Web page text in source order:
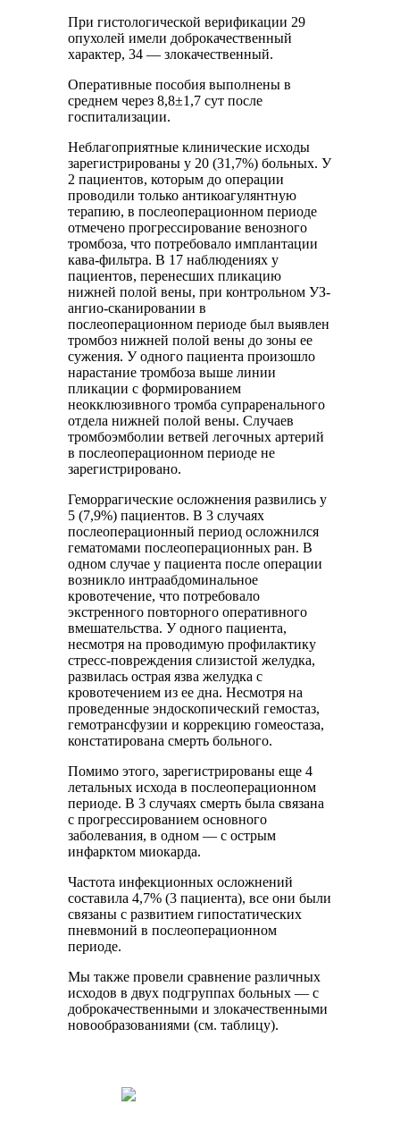
При гистологической верификации 29
опухолей имели доброкачественный
характер, 34 — злокачественный.
Оперативные пособия выполнены в
среднем через 8,8±1,7 сут после
госпитализации.
Неблагоприятные клинические исходы
зарегистрированы у 20 (31,7%) больных. У
2 пациентов, которым до операции
проводили только антикоагулянтную
терапию, в послеоперационном периоде
отмечено прогрессирование венозного
тромбоза, что потребовало имплантации
кава-фильтра. В 17 наблюдениях у
пациентов, перенесших пликацию
нижней полой вены, при контрольном УЗ-
ангио-сканировании в
послеоперационном периоде был выявлен
тромбоз нижней полой вены до зоны ее
сужения. У одного пациента произошло
нарастание тромбоза выше линии
пликации с формированием
неокклюзивного тромба супраренального
отдела нижней полой вены. Случаев
тромбоэмболии ветвей легочных артерий
в послеоперационном периоде не
зарегистрировано.
Геморрагические осложнения развились у
5 (7,9%) пациентов. В 3 случаях
послеоперационный период осложнился
гематомами послеоперационных ран. В
одном случае у пациента после операции
возникло интраабдоминальное
кровотечение, что потребовало
экстренного повторного оперативного
вмешательства. У одного пациента,
несмотря на проводимую профилактику
стресс-повреждения слизистой желудка,
развилась острая язва желудка с
кровотечением из ее дна. Несмотря на
проведенные эндоскопический гемостаз,
гемотрансфузии и коррекцию гомеостаза,
констатирована смерть больного.
Помимо этого, зарегистрированы еще 4
летальных исхода в послеоперационном
периоде. В 3 случаях смерть была связана
с прогрессированием основного
заболевания, в одном — с острым
инфарктом миокарда.
Частота инфекционных осложнений
составила 4,7% (3 пациента), все они были
связаны с развитием гипостатических
пневмоний в послеоперационном
периоде.
Мы также провели сравнение различных
исходов в двух подгруппах больных — с
доброкачественными и злокачественными
новообразованиями (см. таблицу).